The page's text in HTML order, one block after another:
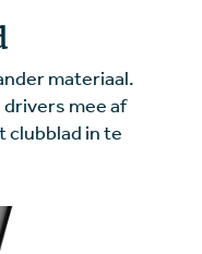
materiaal.
drivers mee af
clubblad in te